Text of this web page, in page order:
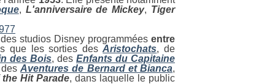
, L'anniversaire de Mickey, Tiger
studios Disney programmées entre
que les sorties desAristochats, de
des Bois, des Enfants du Capitaine
desAventures de Bernard et Bianca,
Hit Parade, dans laquelle le public